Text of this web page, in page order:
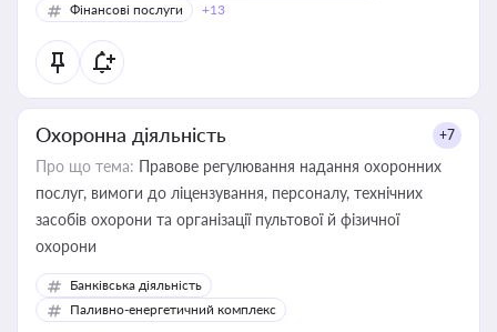
Фінансові послуги
+13
Охоронна діяльність +7
Про що тема: Правове регулювання надання охоронних
послуг, вимоги до ліцензування, персоналу, технічних
засобів охорони та організації пультової й фізичної
охорони
Банківська діяльність
Паливно-енергетичний комплекс